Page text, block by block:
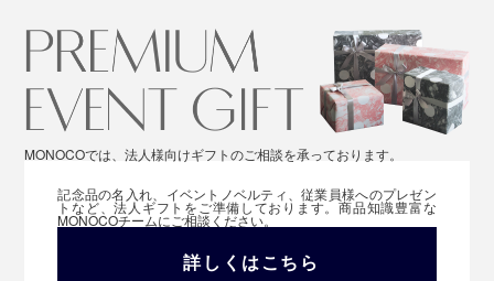
MONOCOでは、法人様向けギフトのご相談を承っております。
記念品の名入れ、イベントノベルティ、従業員様へのプレゼン
トなど、法人ギフトをご準備しております。商品知識豊富な
MONOCOチームにご相談ください。
詳しくはこちら